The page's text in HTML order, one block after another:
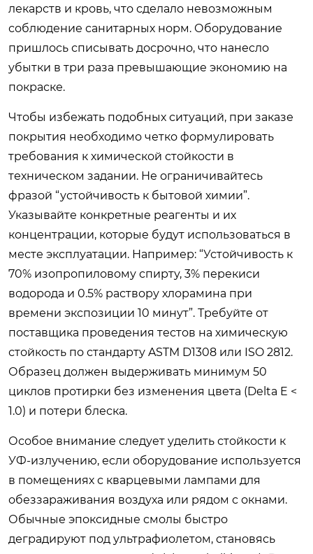
лекарств и кровь, что сделало невозможным
соблюдение санитарных норм. Оборудование
пришлось списывать досрочно, что нанесло
убытки в три раза превышающие экономию на
покраске.
Чтобы избежать подобных ситуаций, при заказе
покрытия необходимо четко формулировать
требования к химической стойкости в
техническом задании. Не ограничивайтесь
фразой “устойчивость к бытовой химии”.
Указывайте конкретные реагенты и их
концентрации, которые будут использоваться в
месте эксплуатации. Например: “Устойчивость к
70% изопропиловому спирту, 3% перекиси
водорода и 0.5% раствору хлорамина при
времени экспозиции 10 минут”. Требуйте от
поставщика проведения тестов на химическую
стойкость по стандарту ASTM D1308 или ISO 2812.
Образец должен выдерживать минимум 50
циклов протирки без изменения цвета (Delta E <
1.0) и потери блеска.
Особое внимание следует уделить стойкости к
УФ-излучению, если оборудование используется
в помещениях с кварцевыми лампами для
обеззараживания воздуха или рядом с окнами.
Обычные эпоксидные смолы быстро
деградируют под ультрафиолетом, становясь